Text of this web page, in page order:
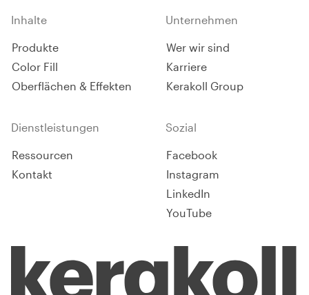
Inhalte
Produkte
Color Fill
Oberflächen & Effekten
Unternehmen
Wer wir sind
Karriere
Kerakoll Group
Dienstleistungen
Ressourcen
Kontakt
Sozial
Facebook
Instagram
LinkedIn
YouTube